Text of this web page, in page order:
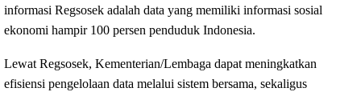
informasi Regsosek adalah data yang memiliki informasi sosial
ekonomi hampir 100 persen penduduk Indonesia.
Lewat Regsosek, Kementerian/Lembaga dapat meningkatkan
efisiensi pengelolaan data melalui sistem bersama, sekaligus